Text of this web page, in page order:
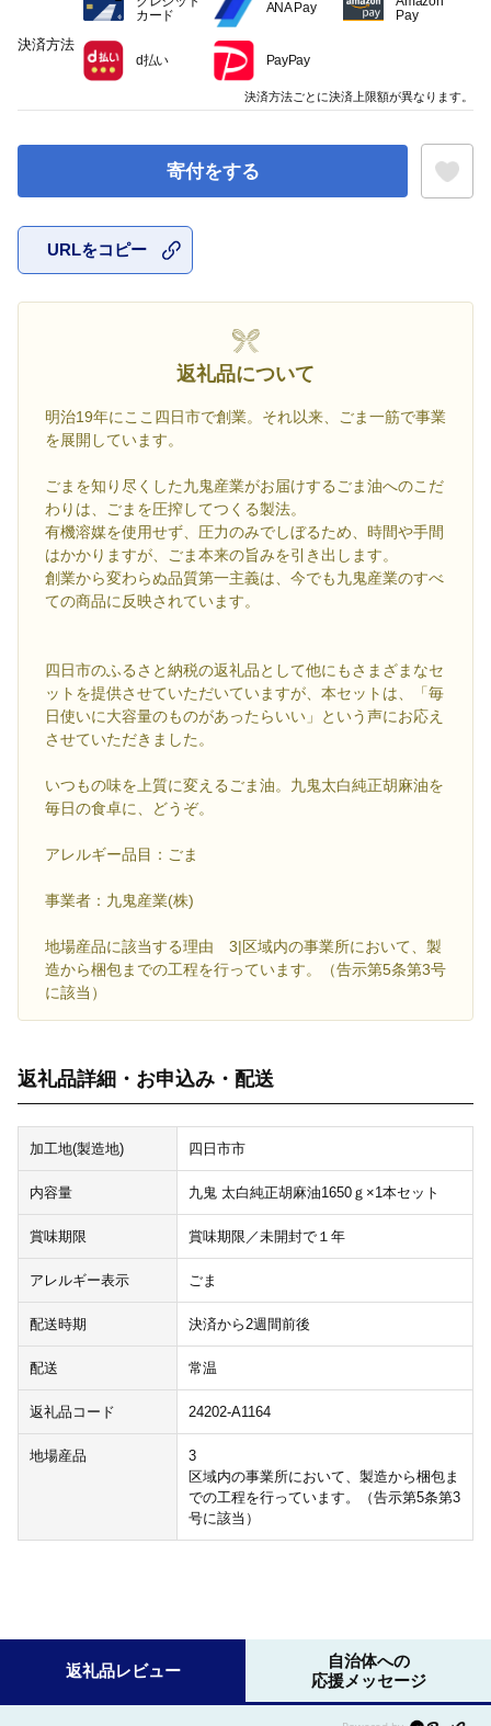
寄付をする
URLをコピー
返礼品について
明治19年にここ四日市で創業。それ以来、ごま一筋で事業
を展開しています。
ごまを知り尽くした九鬼産業がお届けするごま油へのこだ
わりは、ごまを圧搾してつくる製法。
有機溶媒を使用せず、圧力のみでしぼるため、時間や手間
はかかりますが、ごま本来の旨みを引き出します。
創業から変わらぬ品質第一主義は、今でも九鬼産業のすべ
ての商品に反映されています。
四日市のふるさと納税の返礼品として他にもさまざまなセ
ットを提供させていただいていますが、本セットは、「毎
日使いに大容量のものがあったらいい」という声にお応え
させていただきました。
いつもの味を上質に変えるごま油。九鬼太白純正胡麻油を
毎日の食卓に、どうぞ。
アレルギー品目：ごま
事業者：九鬼産業(株)
地場産品に該当する理由 3|区域内の事業所において、製
造から梱包までの工程を行っています。（告示第5条第3号
に該当）
返礼品詳細・お申込み・配送
加工地(製造地) 四日市市
内容量 九鬼 太白純正胡麻油1650ｇ×1本セット
賞味期限 賞味期限／未開封で１年
アレルギー表示 ごま
配送時期 決済から2週間前後
配送 常温
返礼品コード 24202-A1164
地場産品
3
区域内の事業所において、製造から梱包ま
での工程を行っています。（告示第5条第3
号に該当）
決済方法
カード
ANA Pay
Pay
d払い PayPay
決済方法ごとに決済上限額が異なります。
返礼品レビュー
自治体への
応援メッセージ